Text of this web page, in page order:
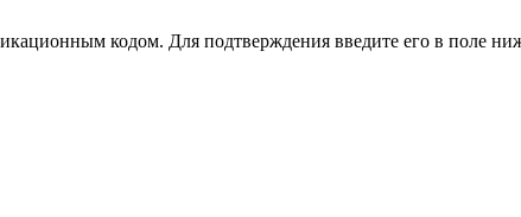
кодом. Для подтверждения введите его в поле